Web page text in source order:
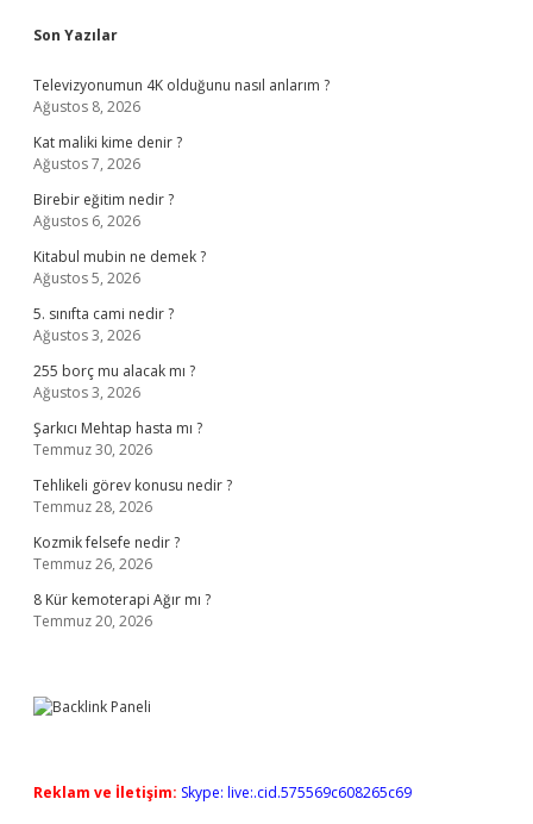
Sidebar
Son Yazılar
Televizyonumun 4K olduğunu nasıl anlarım ?
Ağustos 8, 2026
Kat maliki kime denir ?
Ağustos 7, 2026
Birebir eğitim nedir ?
Ağustos 6, 2026
Kitabul mubin ne demek ?
Ağustos 5, 2026
5. sınıfta cami nedir ?
Ağustos 3, 2026
255 borç mu alacak mı ?
Ağustos 3, 2026
Şarkıcı Mehtap hasta mı ?
Temmuz 30, 2026
Tehlikeli görev konusu nedir ?
Temmuz 28, 2026
Kozmik felsefe nedir ?
Temmuz 26, 2026
8 Kür kemoterapi Ağır mı ?
Temmuz 20, 2026
Reklam ve İletişim: Skype: live:.cid.575569c608265c69